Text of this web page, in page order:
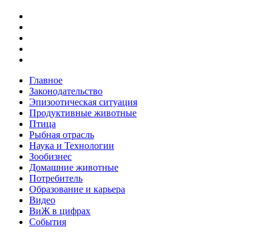
Главное
Законодательство
Эпизоотическая ситуация
Продуктивные животные
Птица
Рыбная отрасль
Наука и Технологии
Зообизнес
Домашние животные
Потребитель
Образование и карьера
Видео
ВиЖ в цифрах
События